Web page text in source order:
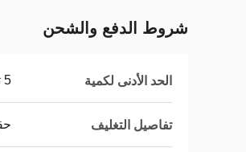
شروط الدفع والشحن
الحد الأدنى لكمية 5 تدابير بناء الثقة
تفاصيل التغليف